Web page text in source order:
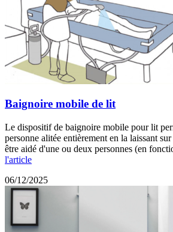
Baignoire mobile de lit
Le dispositif de baignoire mobile pour lit
personne alitée entièrement en la laissant
être aidé d'une ou deux personnes (en
l'article
06/12/2025